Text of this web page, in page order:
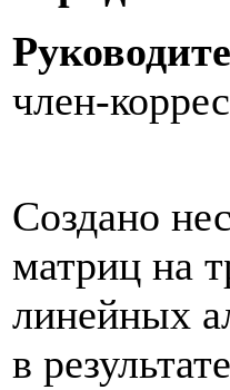
член-
Создано
матриц на
линейных
в